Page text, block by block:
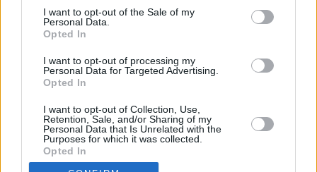
consent section.
I want to opt-out of the Sale of my
Personal Data.
Opted In
I want to opt-out of processing my
Personal Data for Targeted Advertising.
Opted In
I want to opt-out of Collection, Use,
Retention, Sale, and/or Sharing of my
Personal Data that Is Unrelated with the
Purposes for which it was collected.
Opted In
04/JUN/20 09:43
Με έναν από τους κορυφαίους πυγμάχους όλων των
αγωνιστούν αρκετοί...
1 2 3 › »